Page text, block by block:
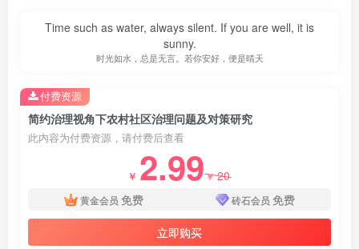
Time such as water, always silent. If you are well, it is
sunny.
时光如水，总是无言。若你安好，便是晴天
简约治理视角下农村社区治理问题及对策研究
此内容为付费资源，请付费后查看
￥ 2.99￥20
黄金会员 免费 砖石会员 免费
立即购买
付费资源